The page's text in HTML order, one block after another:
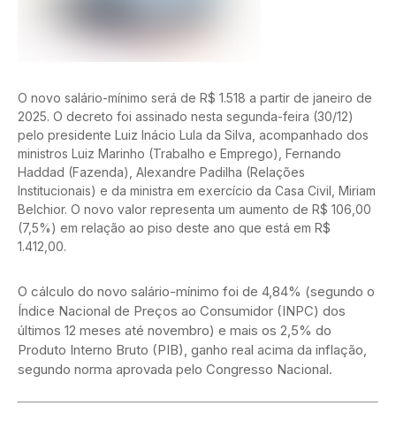
O novo salário-mínimo será de R$ 1.518 a partir de janeiro de
2025. O decreto foi assinado nesta segunda-feira (30/12)
pelo presidente Luiz Inácio Lula da Silva, acompanhado dos
ministros Luiz Marinho (Trabalho e Emprego), Fernando
Haddad (Fazenda), Alexandre Padilha (Relações
Institucionais) e da ministra em exercício da Casa Civil, Miriam
Belchior. O novo valor representa um aumento de R$ 106,00
(7,5%) em relação ao piso deste ano que está em R$
1.412,00.
O cálculo do novo salário-mínimo foi de 4,84% (segundo o
Índice Nacional de Preços ao Consumidor (INPC) dos
últimos 12 meses até novembro) e mais os 2,5% do
Produto Interno Bruto (PIB), ganho real acima da inflação,
segundo norma aprovada pelo Congresso Nacional.